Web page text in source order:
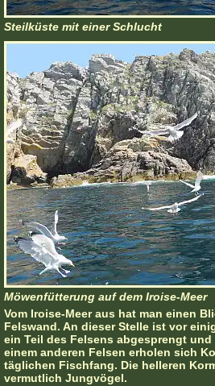
Steilküste mit einer Schlucht
Möwenfütterung auf dem Iroise-Meer
Vom Iroise-Meer aus hat man einen
Felswand. An dieser Stelle ist vor
ein Teil des Felsens abgesprengt
einem anderen Felsen erholen sich
täglichen Fischfang. Die helleren
vermutlich Jungvögel.